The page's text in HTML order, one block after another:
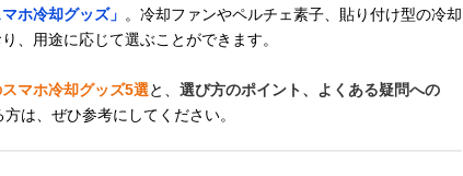
マホ冷却グッズ」 。冷却ファンやペルチェ素子、貼り付け型の冷却
、用途に応じて選ぶことができます。
マホ冷却グッズ5選と、 選び方のポイント、よくある疑問への
は、ぜひ参考にしてください。